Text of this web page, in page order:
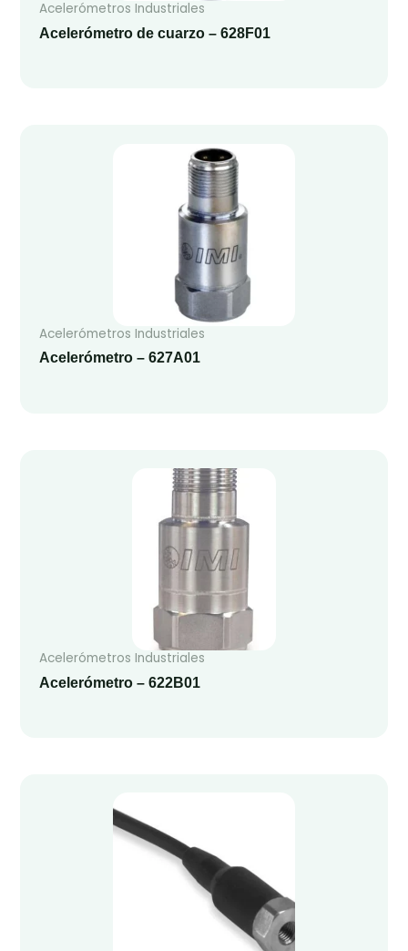
Acelerómetros Industriales
Acelerómetro de cuarzo – 628F01
Acelerómetros Industriales
Acelerómetro – 627A01
Acelerómetros Industriales
Acelerómetro – 622B01